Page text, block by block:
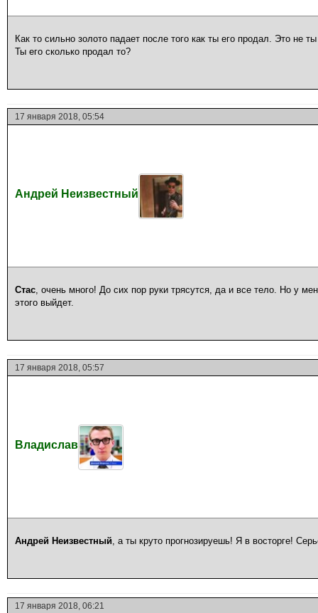
Как то сильно золото падает после того как ты его продал. Это
Ты его сколько продал то?
17 января 2018, 05:54
Андрей Неизвестный
Стас, очень много! До сих пор руки трясутся, да и все тело. Но у
этого выйдет.
17 января 2018, 05:57
Владислав
Андрей Неизвестный, а ты круто прогнозируешь! Я в восторге!
17 января 2018, 06:21